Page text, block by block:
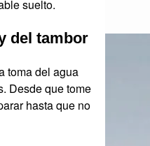
suelto.
del tambor
toma del agua
Desde que tome
hasta que no